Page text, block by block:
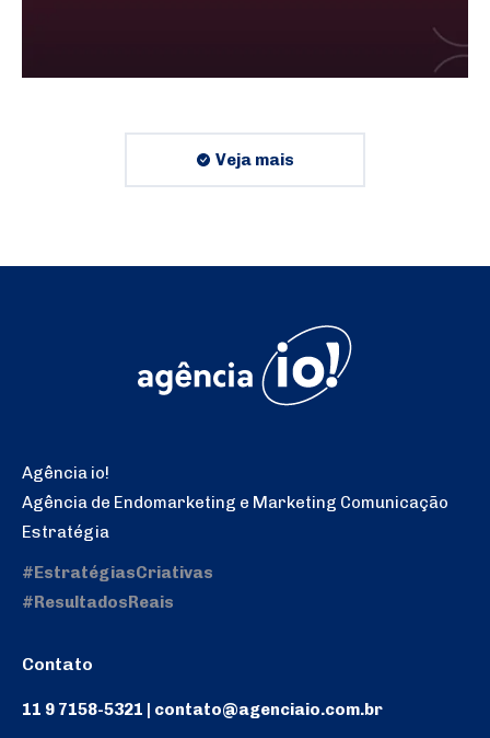
Veja mais
Agência io!
Agência de Endomarketing e Marketing Comunicação
Estratégia
#EstratégiasCriativas
#ResultadosReais
Contato
11 9 7158-5321 | contato@agenciaio.com.br